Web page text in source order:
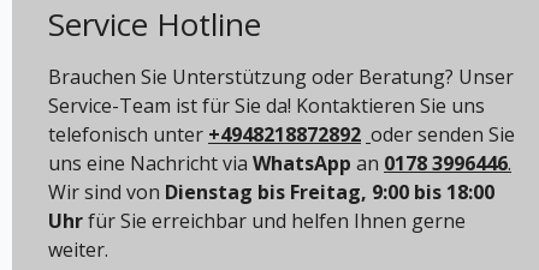
Service Hotline
Brauchen Sie Unterstützung oder Beratung? Unser
Service-Team ist für Sie da! Kontaktieren Sie uns
telefonisch unter +4948218872892 oder senden Sie
uns eine Nachricht via WhatsApp an 0178 3996446.
Wir sind von Dienstag bis Freitag, 9:00 bis 18:00
Uhrfür Sie erreichbar und helfen Ihnen gerne
weiter.